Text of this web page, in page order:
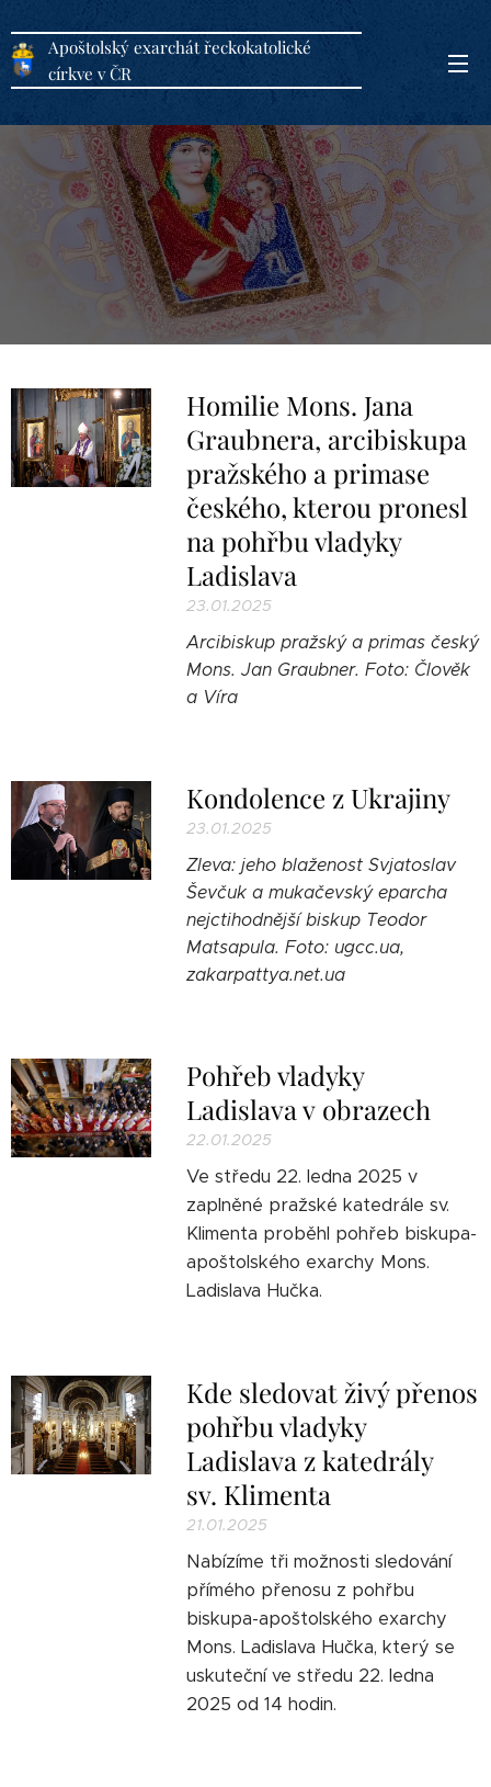
Apoštolský exarchát řeckokatolické
církve v ČR
Homilie Mons. Jana
Graubnera, arcibiskupa
pražského a primase
českého, kterou pronesl
na pohřbu vladyky
Ladislava
23.01.2025
Arcibiskup pražský a primas český
Mons. Jan Graubner. Foto: Člověk
a Víra
Kondolence z Ukrajiny
23.01.2025
Zleva: jeho blaženost Svjatoslav
Ševčuk a mukačevský eparcha
nejctihodnější biskup Teodor
Matsapula. Foto: ugcc.ua,
zakarpattya.net.ua
Pohřeb vladyky
Ladislava v obrazech
22.01.2025
Ve středu 22. ledna 2025 v
zaplněné pražské katedrále sv.
Klimenta proběhl pohřeb biskupa-
apoštolského exarchy Mons.
Ladislava Hučka.
Kde sledovat živý přenos
pohřbu vladyky
Ladislava z katedrály
sv. Klimenta
21.01.2025
Nabízíme tři možnosti sledování
přímého přenosu z pohřbu
biskupa-apoštolského exarchy
Mons. Ladislava Hučka, který se
uskuteční ve středu 22. ledna
2025 od 14 hodin.